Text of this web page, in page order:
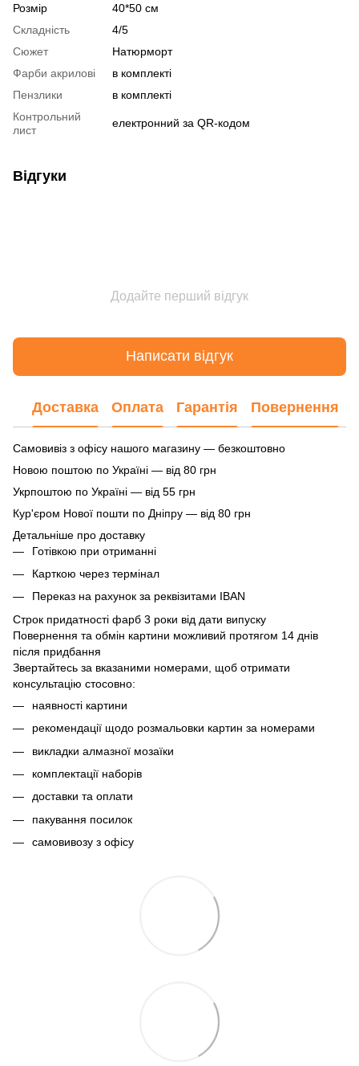
Розмір
40*50 см
Складність
4/5
Сюжет
Натюрморт
Фарби акрилові
в комплекті
Пензлики
в комплекті
Контрольний
лист
електронний за QR-кодом
Відгуки
Додайте перший відгук
Написати відгук
Доставка Оплата Гарантія Повернення
Самовивіз з офісу нашого магазину — безкоштовно
Новою поштою по Україні — від 80 грн
Укрпоштою по Україні — від 55 грн
Кур'єром Нової пошти по Дніпру — від 80 грн
Детальніше про доставку
Готівкою при отриманні
Карткою через термінал
Переказ на рахунок за реквізитами IBAN
Строк придатності фарб 3 роки від дати випуску
Повернення та обмін картини можливий протягом 14 днів
після придбання
Звертайтесь за вказаними номерами, щоб отримати
консультацію стосовно:
наявності картини
рекомендації щодо розмальовки картин за номерами
викладки алмазної мозаїки
комплектації наборів
доставки та оплати
пакування посилок
самовивозу з офісу